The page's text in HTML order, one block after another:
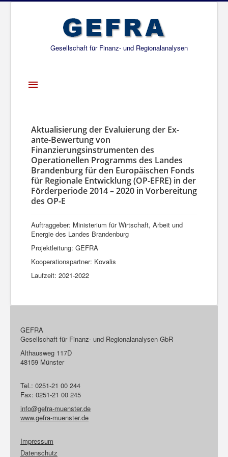
Gesellschaft für Finanz- und Regionalanalysen
Toggle
Über uns
Projekte
Publikationen
Gesellschafter
Netzwerk
Aktualisierung der Evaluierung der Ex-
ante-Bewertung von
Finanzierungsinstrumenten des
Operationellen Programms des Landes
Brandenburg für den Europäischen Fonds
für Regionale Entwicklung (OP-EFRE) in der
Förderperiode 2014 – 2020 in Vorbereitung
des OP-E
Auftraggeber: Ministerium für Wirtschaft, Arbeit und
Energie des Landes Brandenburg
Projektleitung: GEFRA
Kooperationspartner: Kovalis
Laufzeit: 2021-2022
GEFRA
Gesellschaft für Finanz- und Regionalanalysen GbR
Althausweg 117D
48159 Münster
Tel.: 0251-21 00 244
Fax: 0251-21 00 245
info@gefra-muenster.de
www.gefra-muenster.de
Impressum
Datenschutz